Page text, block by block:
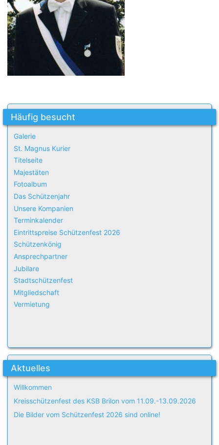
Häufig besucht
Galerie
St. Magnus Kurier
Titelseite
Majestäten
Fotoalbum
Das Schützenjahr
Unsere Kompanien
Terminkalender
Eintrittspreise Schützenfest 2026
Schützenkönig
Ansprechpartner
Jubilare
Stadtschützenfest
Mitgliedschaft
Vermietung
Aktuelles
Willkommen
Kreisschützenfest des KSB Brilon vom 11.09.-13.09.2026
Die Bilder vom Schützenfest 2026 sind online!